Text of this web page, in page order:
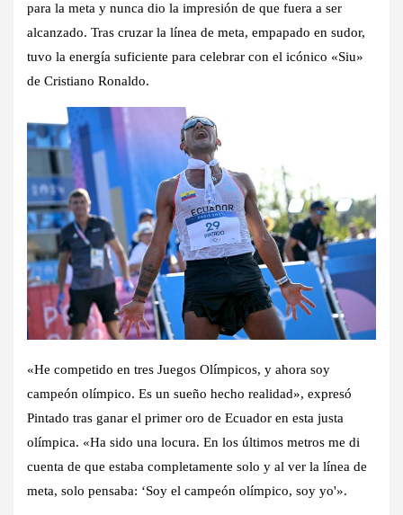
para la meta y nunca dio la impresión de que fuera a ser
alcanzado. Tras cruzar la línea de meta, empapado en sudor,
tuvo la energía suficiente para celebrar con el icónico «Siu»
de Cristiano Ronaldo.
«He competido en tres Juegos Olímpicos, y ahora soy
campeón olímpico. Es un sueño hecho realidad», expresó
Pintado tras ganar el primer oro de Ecuador en esta justa
olímpica. «Ha sido una locura. En los últimos metros me di
cuenta de que estaba completamente solo y al ver la línea de
meta, solo pensaba: ‘Soy el campeón olímpico, soy yo'».